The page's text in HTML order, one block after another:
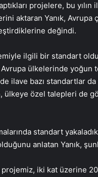
projelere, bu
aktaran Yanık,
değindi.
ilgili bir standart
ülkelerinde yoğun
ilave bazı standartlar
ülkeye özel talepleri de
standart
anlatan Yanık,
iki kat üzerine